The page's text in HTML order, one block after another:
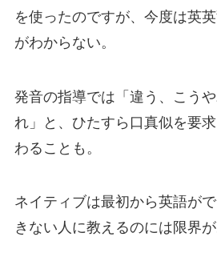
を使ったのですが、今度は英
がわからない。
発音の指導では「違う、こう
れ」と、ひたすら口真似を要
わることも。
ネイティブは最初から英語が
きない人に教えるのには限界が